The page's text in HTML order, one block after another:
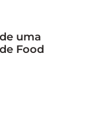
uma
Food